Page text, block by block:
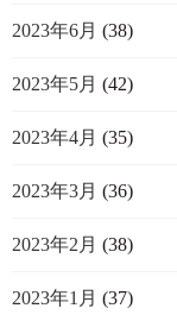
2023年6月 (38)
2023年5月 (42)
2023年4月 (35)
2023年3月 (36)
2023年2月 (38)
2023年1月 (37)